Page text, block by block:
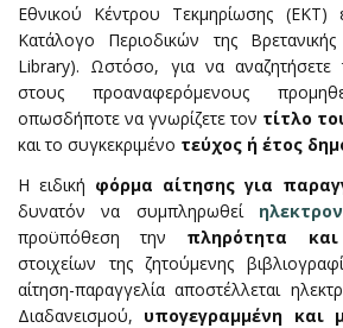
Εθνικού Κέντρου Τεκμηρίωσης (ΕΚΤ)
Κατάλογο Περιοδικών της
Library). Ωστόσο, για να αναζητήσετε
στους προαναφερόμενους
οπωσδήποτε να γνωρίζετε τον τίτλο
και το συγκεκριμένο τεύχος ή έτος
Η ειδική φόρμα αίτησης για
δυνατόν να συμπληρωθεί
προϋπόθεση την πληρότητα
στοιχείων της ζητούμενης
αίτηση-παραγγελία αποστέλλεται
Διαδανεισμού, υπογεγραμμένη και